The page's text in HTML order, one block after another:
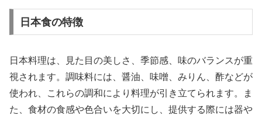
日本食の特徴
日本料理は、見た目の美しさ、季節感、味のバランスが重
視されます。調味料には、醤油、味噌、みりん、酢などが
使われ、これらの調和により料理が引き立てられます。ま
た、食材の食感や色合いを大切にし、提供する際には器や